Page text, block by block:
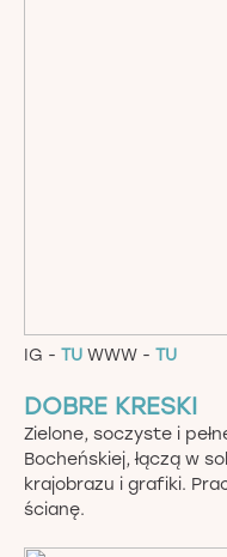
IG - TU WWW - TU
DOBRE KRESKI
Zielone, soczyste i
Bocheńskiej, łączą w
krajobrazu i grafiki.
ścianę.